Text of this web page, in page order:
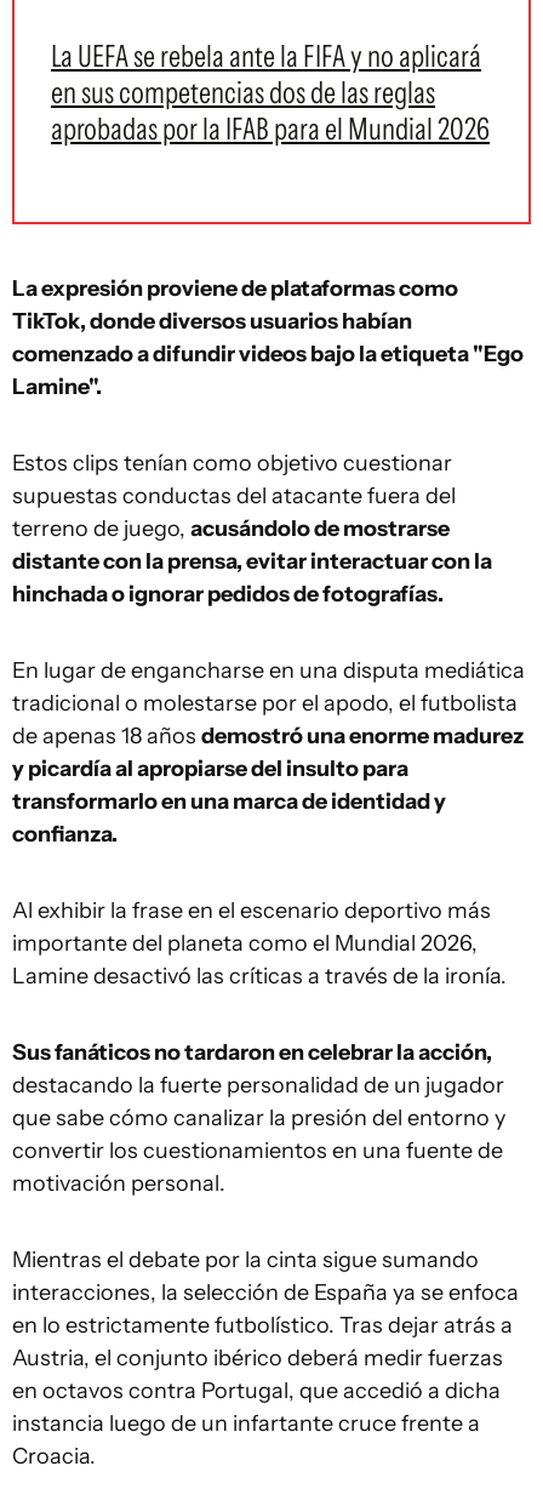
La UEFA se rebela ante la FIFA y no aplicará
en sus competencias dos de las reglas
aprobadas por la IFAB para el Mundial 2026
La expresión proviene de plataformas como
TikTok, donde diversos usuarios habían
comenzado a difundir videos bajo la etiqueta "Ego
Lamine".
Estos clips tenían como objetivo cuestionar
supuestas conductas del atacante fuera del
terreno de juego, acusándolo de mostrarse
distante con la prensa, evitar interactuar con la
hinchada o ignorar pedidos de fotografías.
En lugar de engancharse en una disputa mediática
tradicional o molestarse por el apodo, el futbolista
de apenas 18 años demostró una enorme madurez
y picardía al apropiarse del insulto para
transformarlo en una marca de identidad y
confianza.
Al exhibir la frase en el escenario deportivo más
importante del planeta como el Mundial 2026,
Lamine desactivó las críticas a través de la ironía.
Sus fanáticos no tardaron en celebrar la acción,
destacando la fuerte personalidad de un jugador
que sabe cómo canalizar la presión del entorno y
convertir los cuestionamientos en una fuente de
motivación personal.
Mientras el debate por la cinta sigue sumando
interacciones, la selección de España ya se enfoca
en lo estrictamente futbolístico. Tras dejar atrás a
Austria, el conjunto ibérico deberá medir fuerzas
en octavos contra Portugal, que accedió a dicha
instancia luego de un infartante cruce frente a
Croacia.